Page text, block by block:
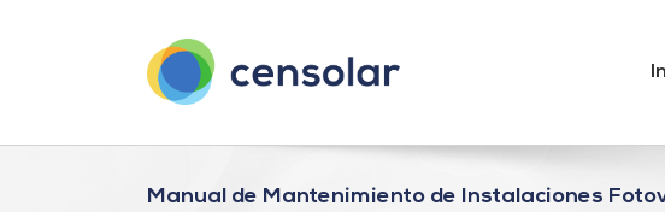
Manual de Mantenimiento de Instalaciones